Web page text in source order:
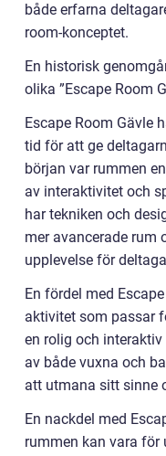
både erfarna
room-konceptet.
En historisk
olika ”Escape Room
Escape Room Gävle
tid för att ge
början var rummen
av interaktivitet och
har tekniken och
mer avancerade rum
upplevelse för
En fördel med
aktivitet som passar
en rolig och
av både vuxna och
att utmana sitt sinne
En nackdel med
rummen kan vara för